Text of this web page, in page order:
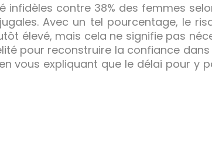
infidèles contre 38% des femmes
Avec un tel pourcentage, le
élevé, mais cela ne signifie pas
pour reconstruire la confiance
vous expliquant que le délai pour y